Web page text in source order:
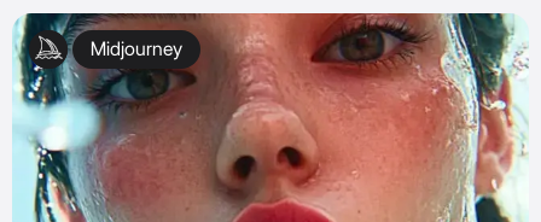
Midjourney